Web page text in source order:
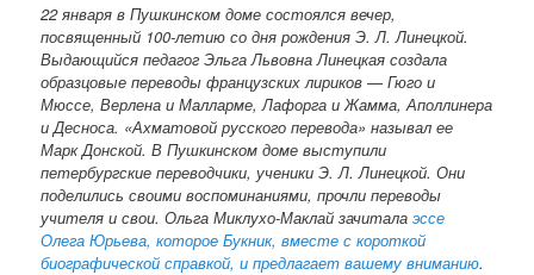
22 января в Пушкинском доме состоялся вечер,
посвященный 100-летию со дня рождения Э. Л. Линецкой.
Выдающийся педагог Эльга Львовна Линецкая создала
образцовые переводы французских лириков — Гюго и
Мюссе, Верлена и Малларме, Лафорга и Жамма, Аполлинера
и Десноса. «Ахматовой русского перевода» называл ее
Марк Донской. В Пушкинском доме выступили
петербургские переводчики, ученики Э. Л. Линецкой. Они
поделились своими воспоминаниями, прочли переводы
учителя и свои. Ольга Миклухо-Маклай зачиталаэссе
Олега Юрьева, которое Букник, вместе с короткой
биографической справкой, и предлагает вашему вниманию.